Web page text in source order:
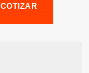
COTIZAR